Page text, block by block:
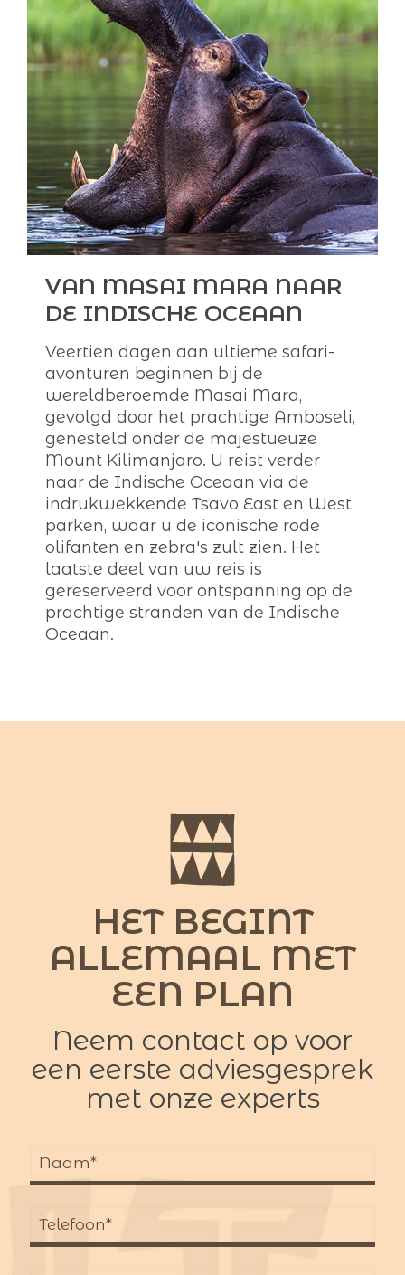
VAN MASAI MARA NAAR
DE INDISCHE OCEAAN
Veertien dagen aan ultieme safari-
avonturen beginnen bij de
wereldberoemde Masai Mara,
gevolgd door het prachtige Amboseli,
genesteld onder de majestueuze
Mount Kilimanjaro. U reist verder
naar de Indische Oceaan via de
indrukwekkende Tsavo East en West
parken, waar u de iconische rode
olifanten en zebra's zult zien. Het
laatste deel van uw reis is
gereserveerd voor ontspanning op de
prachtige stranden van de Indische
Oceaan.
HET BEGINT
ALLEMAAL MET
EEN PLAN
Neem contact op voor
een eerste adviesgesprek
met onze experts